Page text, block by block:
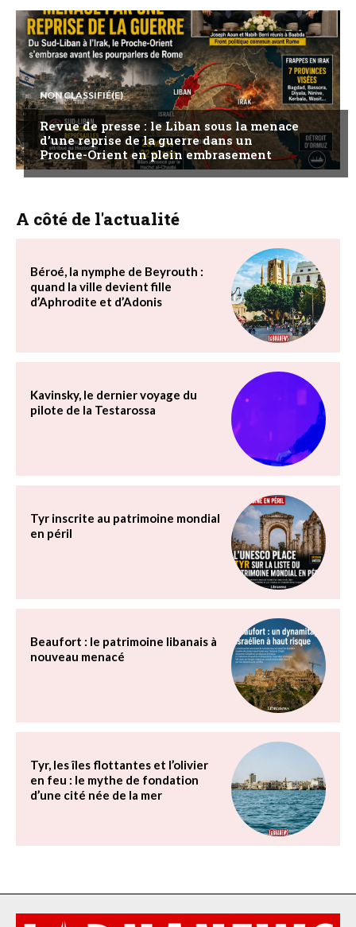
NON CLASSIFIÉ(E)
Revue de presse : le Liban sous la menace
d’une reprise de la guerre dans un
Proche-Orient en plein embrasement
A côté de l'actualité
Béroé, la nymphe de Beyrouth :
quand la ville devient fille
d’Aphrodite et d’Adonis
Kavinsky, le dernier voyage du
pilote de la Testarossa
Tyr inscrite au patrimoine mondial
en péril
Beaufort : le patrimoine libanais à
nouveau menacé
Tyr, les îles flottantes et l’olivier
en feu : le mythe de fondation
d’une cité née de la mer